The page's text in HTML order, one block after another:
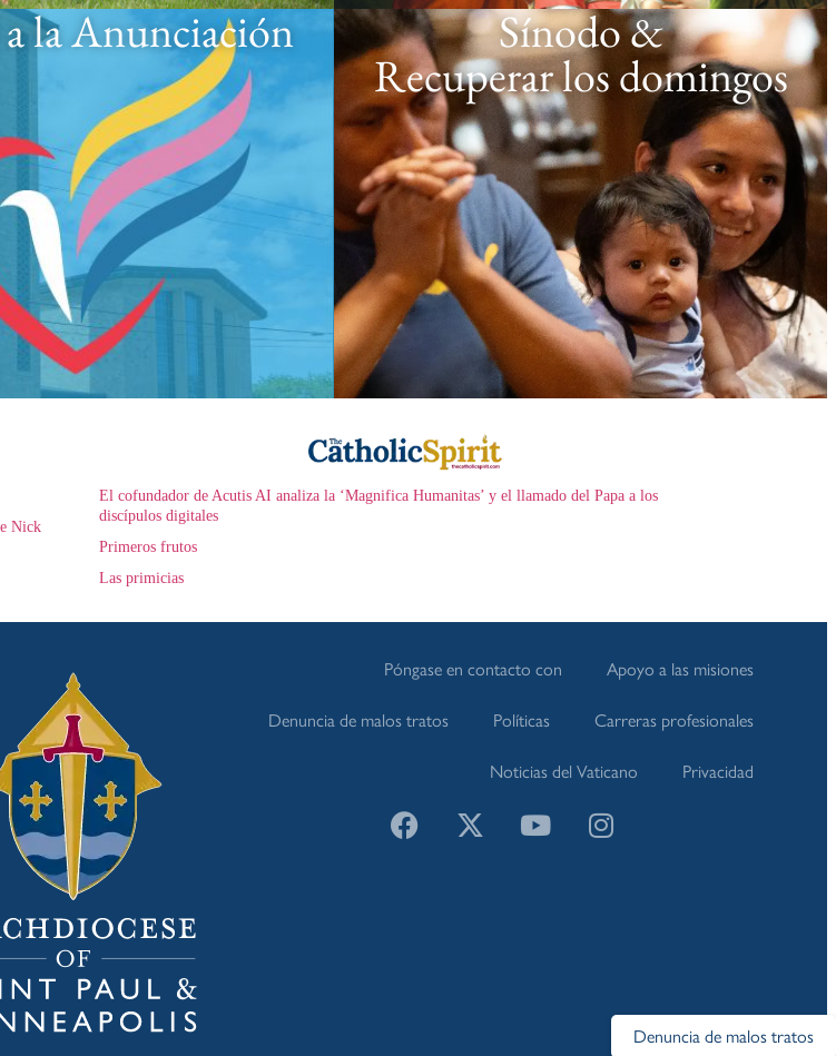
la Anunciación Sínodo &
Recuperar los domingos
Nick
El cofundador de Acutis AI analiza la ‘Magnifica Humanitas’ y el llamado del Papa a los
discípulos digitales
Primeros frutos
Las primicias
Póngase en contacto con Apoyo a las misiones
Denuncia de malos tratos Políticas Carreras profesionales
Noticias del Vaticano Privacidad
Denuncia de malos tratos